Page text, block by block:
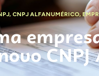
, CNPJ ALFANUMÉRICO,